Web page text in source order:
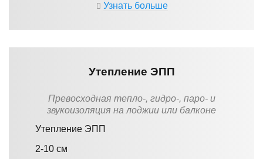
Узнать больше
Утепление ЭПП
Превосходная тепло-, гидро-, паро- и
звукоизоляция на лоджии или балконе
Утепление ЭПП
2-10 см